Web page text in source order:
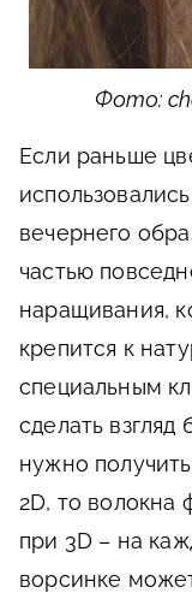
Фото:
Если раньше
вечернего
частью
наращивания,
крепится к
специальным
сделать
нужно
2D, то волокна
при 3D – на
ворсинке